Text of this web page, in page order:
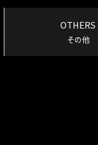
OTHERS
その他